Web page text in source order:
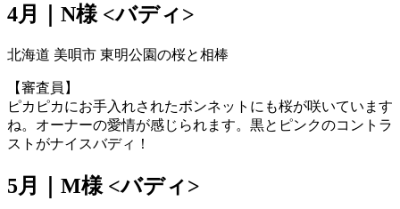
4月｜N様 <バディ>
北海道 美唄市 東明公園の桜と相棒
【審査員】
ピカピカにお手入れされたボンネットにも桜が咲いています
ね。オーナーの愛情が感じられます。黒とピンクのコントラ
ストがナイスバディ！
5月｜M様 <バディ>